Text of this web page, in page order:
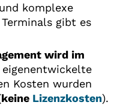
komplexe
gibt es
wird im
Kosten wurden
keine Lizenzkosten).